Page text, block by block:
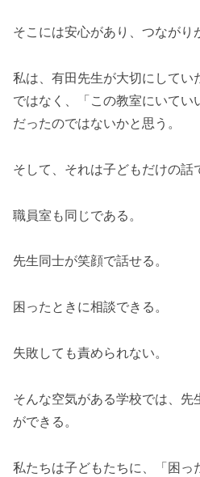
そこには安心があり、つながり
私は、有田先生が大切にしてい
ではなく、「この教室にいて
だったのではないかと思う。
そして、それは子どもだけの話
職員室も同じである。
先生同士が笑顔で話せる。
困ったときに相談できる。
失敗しても責められない。
そんな空気がある学校では、先
ができる。
私たちは子どもたちに、「困っ